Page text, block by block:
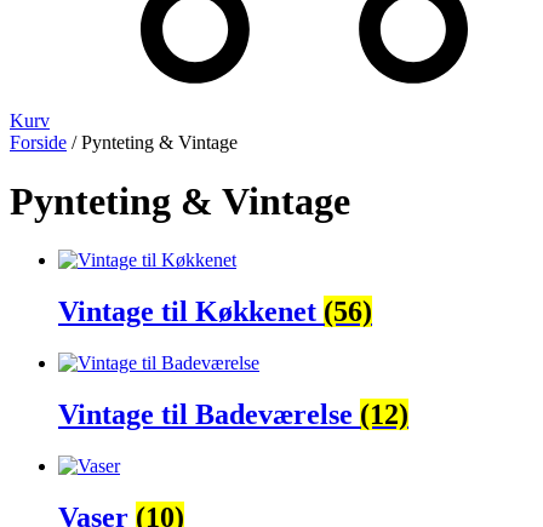
Kurv
Forside / Pynteting & Vintage
Pynteting & Vintage
Vintage til Køkkenet (56)
Vintage til Badeværelse (12)
Vaser (10)